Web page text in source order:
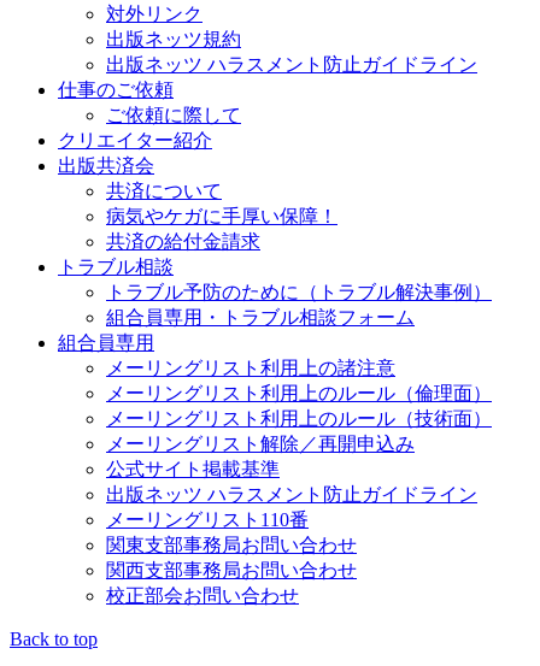
対外リンク
出版ネッツ規約
出版ネッツ ハラスメント防止ガイドライン
仕事のご依頼
ご依頼に際して
クリエイター紹介
出版共済会
共済について
病気やケガに手厚い保障！
共済の給付金請求
トラブル相談
トラブル予防のために（トラブル解決事例）
組合員専用・トラブル相談フォーム
組合員専用
メーリングリスト利用上の諸注意
メーリングリスト利用上のルール（倫理面）
メーリングリスト利用上のルール（技術面）
メーリングリスト解除／再開申込み
公式サイト掲載基準
出版ネッツ ハラスメント防止ガイドライン
メーリングリスト110番
関東支部事務局お問い合わせ
関西支部事務局お問い合わせ
校正部会お問い合わせ
Back to top